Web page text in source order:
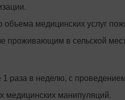
объема медицинских услуг
проживающим в сельской
раза в неделю, с
медицинских манипуляций.